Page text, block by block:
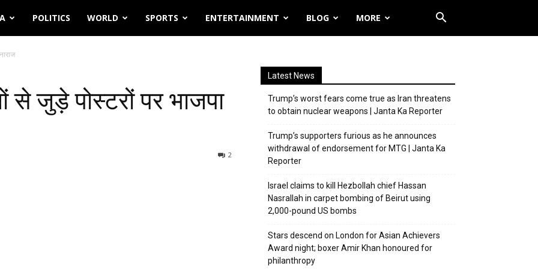
POLITICS WORLD SPORTS ENTERTAINMENT BLOG MORE
से जुड़े पोस्टरों पर भाजपा
2
Latest News
Trump’s worst fears come true as Iran threatens
to obtain nuclear weapons | Janta Ka Reporter
Trump’s supporters furious as he announces
withdrawal of endorsement for MTG | Janta Ka
Reporter
Israel claims to kill Hezbollah chief Hassan
Nasrallah in carpet bombing of Beirut using
2,000-pound US bombs
Stars descend on London for Asian Achievers
Award night; boxer Amir Khan honoured for
philanthropy